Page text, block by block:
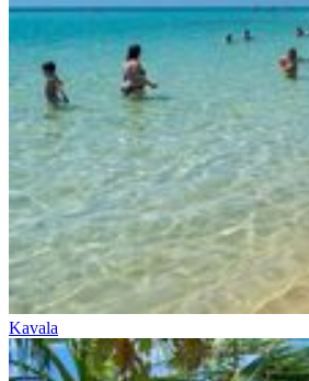
Kavala